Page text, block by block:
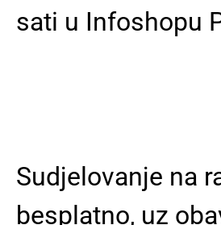
sati u Infoshopu
Sudjelovanje na
besplatno, uz